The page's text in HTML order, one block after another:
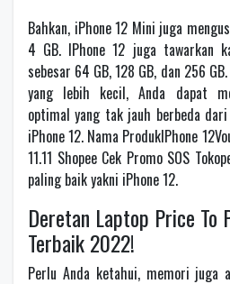
Bahkan, iPhone 12 Mini juga
4 GB. IPhone 12 juga tawarkan
sebesar 64 GB, 128 GB, dan 256
yang lebih kecil, Anda dapat
optimal yang tak jauh berbeda
iPhone 12. Nama ProdukIPhone
11.11 Shopee Cek Promo SOS
paling baik yakni iPhone 12.
Deretan Laptop Price To
Terbaik 2022!
Perlu Anda ketahui, memori juga